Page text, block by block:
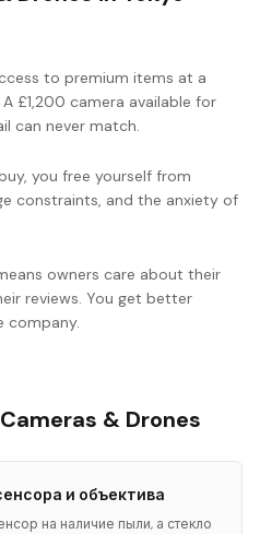
to premium items at a
£1,200 camera available for
can never match.
you free yourself from
constraints, and the anxiety of
owners care about their
reviews. You get better
company.
& Drones
и объектива
на наличие пыли, а стекло